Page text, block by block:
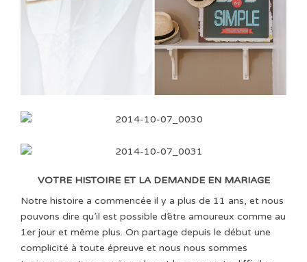
VOTRE HISTOIRE ET LA DEMANDE EN MARIAGE
Notre histoire a commencée il y a plus de 11 ans, et nous
pouvons dire qu’il est possible d’être amoureux comme au
1er jour et même plus. On partage depuis le début une
complicité à toute épreuve et nous nous sommes